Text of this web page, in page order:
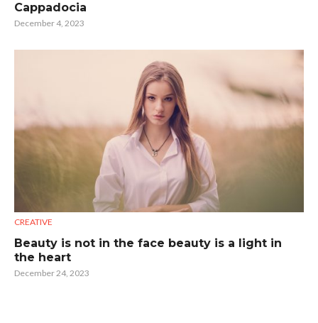
Cappadocia
December 4, 2023
CREATIVE
Beauty is not in the face beauty is a light in
the heart
December 24, 2023